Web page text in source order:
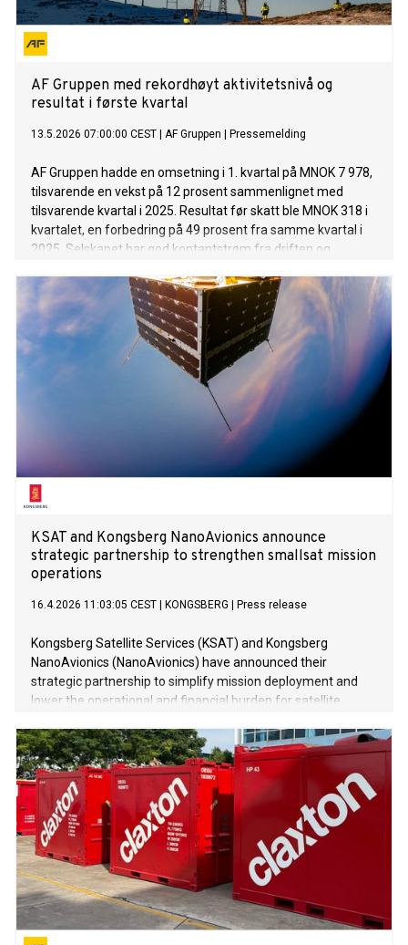
AF Gruppen med rekordhøyt aktivitetsnivå og
resultat i første kvartal
13.5.2026 07:00:00 CEST AF Gruppen Pressemelding
AF Gruppen hadde en omsetning i 1. kvartal på MNOK 7 978,
tilsvarende en vekst på 12 prosent sammenlignet med
tilsvarende kvartal i 2025. Resultat før skatt ble MNOK 318 i
kvartalet, en forbedring på 49 prosent fra samme kvartal i
2025. Selskapet har god kontantstrøm fra driften og
KSAT and Kongsberg NanoAvionics announce
strategic partnership to strengthen smallsat mission
operations
16.4.2026 11:03:05 CEST KONGSBERG Press release
Kongsberg Satellite Services (KSAT) and Kongsberg
NanoAvionics (NanoAvionics) have announced their
strategic partnership to simplify mission deployment and
lower the operational and financial burden for satellite